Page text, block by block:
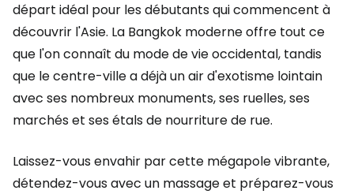
départ idéal pour les débutants qui commencent à
découvrir l'Asie. La Bangkok moderne offre tout ce
que l'on connaît du mode de vie occidental, tandis
que le centre-ville a déjà un air d'exotisme lointain
avec ses nombreux monuments, ses ruelles, ses
marchés et ses étals de nourriture de rue.
Laissez-vous envahir par cette mégapole vibrante,
détendez-vous avec un massage et préparez-vous